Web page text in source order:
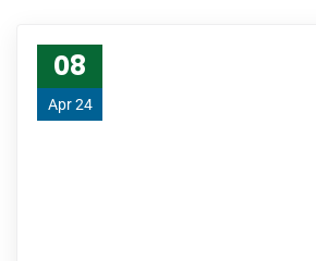
08
Apr 24